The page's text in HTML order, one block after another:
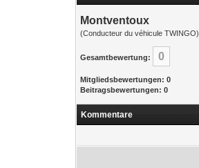
Montventoux
(Conducteur du véhicule TWINGO)
Gesamtbewertung: 0
Mitgliedsbewertungen: 0
Beitragsbewertungen: 0
Kommentare